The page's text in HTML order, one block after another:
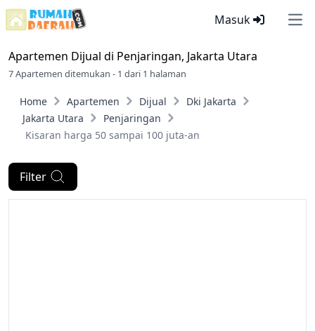
Masuk
Apartemen Dijual di Penjaringan, Jakarta Utara
7 Apartemen ditemukan - 1 dari 1 halaman
Home Apartemen Dijual
Dki Jakarta
Jakarta Utara
Penjaringan
Kisaran harga 50 sampai 100 juta-an
Filter